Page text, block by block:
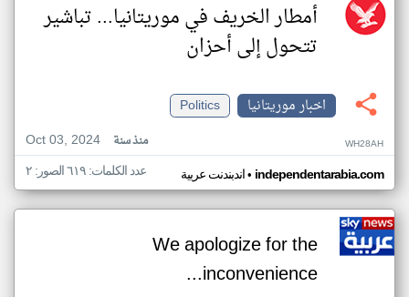
أمطار الخريف في موريتانيا... تباشير
تتحول إلى أحزان
اخبار موريتانيا
Politics
Oct 03, 2024
منذ سنة WH28AH
اندبندنت عربية• independentarabia.com عدد الكلمات: ٦١٩ الصور: ٢
We apologize for the
inconvenience...